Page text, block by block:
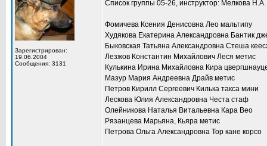
Зарегистрирован:
19.06.2004
Сообщения: 3131
Список группы 05-26, инструктор: Мелкова Н.А.
Фомичева Ксения Денисовна Лео мальтипу
Худякова Екатерина Александровна Бантик
Быковская Татьяна Александровна Стеша
Лезжов Константин Михайлович Леся метис
Кулькина Ирина Михайловна Кира
Мазур Мария Андреевна Драйв метис
Петров Кирилл Сергеевич Килька такса мини
Лескова Юлия Александровна Честа стаф
Олейникова Наталья Витальевна Кара Вео
Рязанцева Марьяна, Кьяра метис
Петрова Ольга Александровна Тор кане корсо